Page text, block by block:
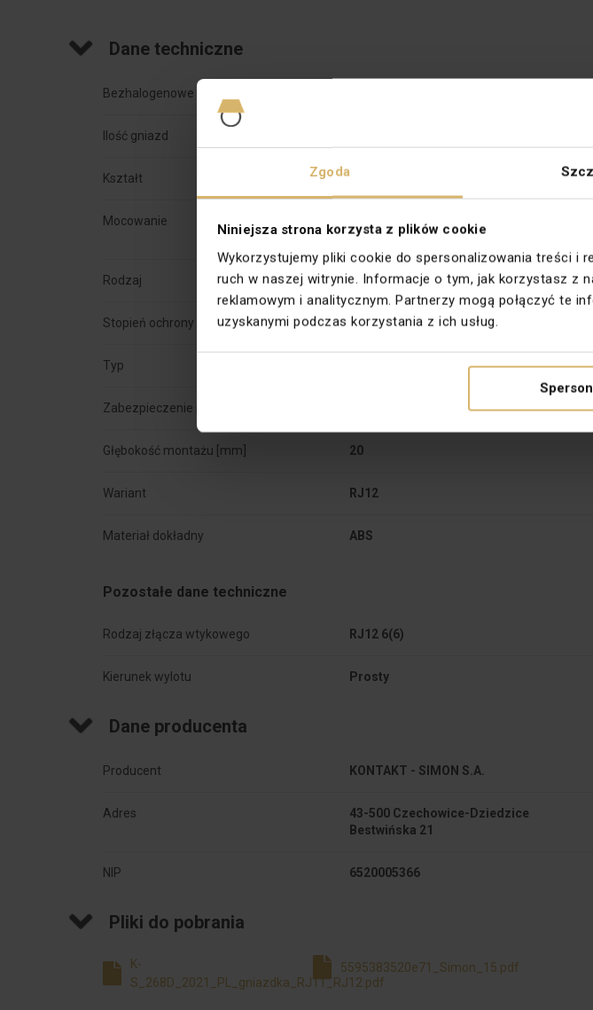
Zgoda
Niniejsza strona korzysta z plików cookie
Wykorzystujemy pliki cookie do spersonalizowania treści i
ruch w naszej witrynie. Informacje o tym, jak korzystasz z
reklamowym i analitycznym. Partnerzy mogą połączyć te
uzyskanymi podczas korzystania z ich usług.
Dane techniczne
Bezhalogenowe
Ilość gniazd
Kształt Kwadratowy
Mocowanie
Pazurki
Wkręty
Rodzaj Telefoniczne
Stopień ochrony IP20
Typ
Zabezpieczenie powierzchni
Głębokość montażu [mm] 20
Wariant RJ12
Materiał dokładny ABS
Pozostałe dane techniczne
Rodzaj złącza wtykowego RJ12 6(6)
Kierunek wylotu Prosty
Dane producenta
Producent KONTAKT - SIMON S.A.
Adres
43-500 Czechowice-Dziedzice
Bestwińska 21
NIP 6520005366
Pliki do pobrania
K-
S_268D_2021_PL_gniazdka_RJ11_RJ12.pdf
5595383520e71_Simon_15.pdf